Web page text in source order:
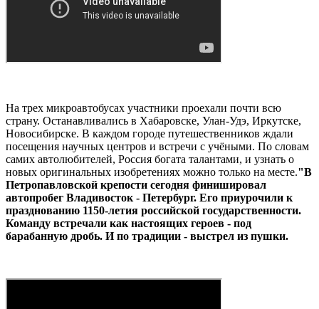
На трех микроавтобусах участники проехали почти всю
страну. Останавливались в Хабаровске, Улан-Удэ, Иркутске,
Новосибирске. В каждом городе путешественников ждали
посещения научных центров и встречи с учёными. По словам
самих автолюбителей, Россия богата талантами, и узнать о
новых оригинальных изобретениях можно только на месте."В
Петропавловской крепости сегодня финишировал
автопробег Владивосток - Петербург. Его приурочили к
празднованию 1150-летия российской государственности.
Команду встречали как настоящих героев - под
барабанную дробь. И по традиции - выстрел из пушки.